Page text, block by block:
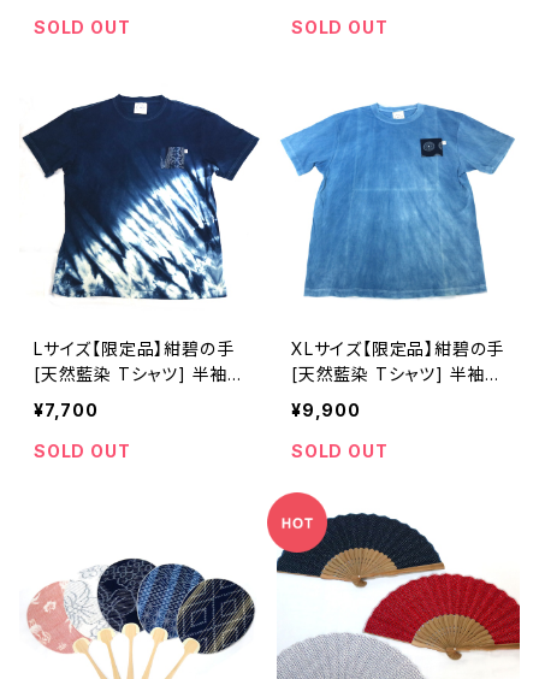
SOLD OUT
SOLD OUT
Lサイズ【限定品】紺碧の手
[天然藍染 Tシャツ] 半袖
片側絞り染め(左脇から裾)
※職人手染め
¥7,700
SOLD OUT
XLサイズ【限定品】紺碧の手
[天然藍染 Tシャツ] 半袖
全体染め(淡)※職人手染め
¥9,900
SOLD OUT